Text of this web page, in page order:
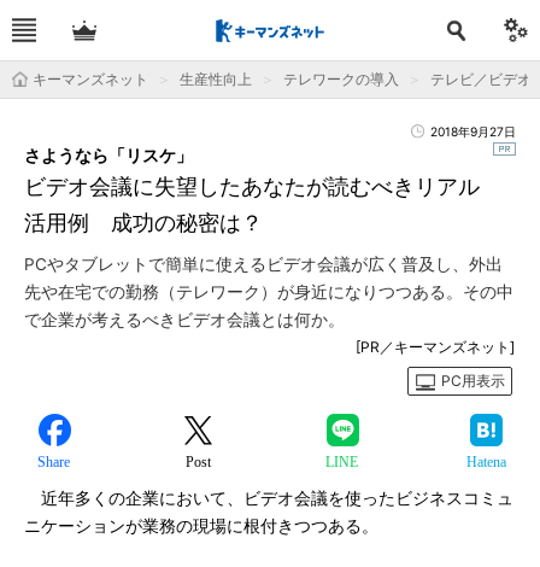
キーマンズネット 生産性向上 テレワークの導入 テレビ／ビデオ
2018年9月27日
ビデオ会議に失望したあなたが読むべきリアル
活用例 成功の秘密は？
さようなら「リスケ」
PCやタブレットで簡単に使えるビデオ会議が広く普及し、外出
先や在宅での勤務（テレワーク）が身近になりつつある。その中
で企業が考えるべきビデオ会議とは何か。
[PR／キーマンズネット]
PC用表示
Share Post LINE Hatena
近年多くの企業において、ビデオ会議を使ったビジネスコミュ
ニケーションが業務の現場に根付きつつある。